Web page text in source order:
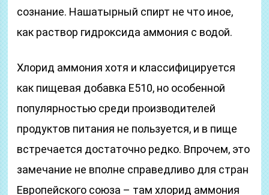
сознание. Нашатырный спирт не что иное,
как раствор гидроксида аммония с водой.
Хлорид аммония хотя и классифицируется
как пищевая добавка Е510, но особенной
популярностью среди производителей
продуктов питания не пользуется, и в пище
встречается достаточно редко. Впрочем, это
замечание не вполне справедливо для стран
Европейского союза – там хлорид аммония